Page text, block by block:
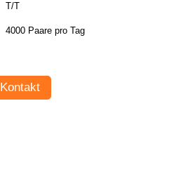
T/T
4000 Paare pro Tag
Kontakt